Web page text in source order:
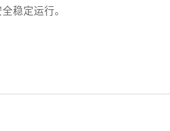
稳定运行。